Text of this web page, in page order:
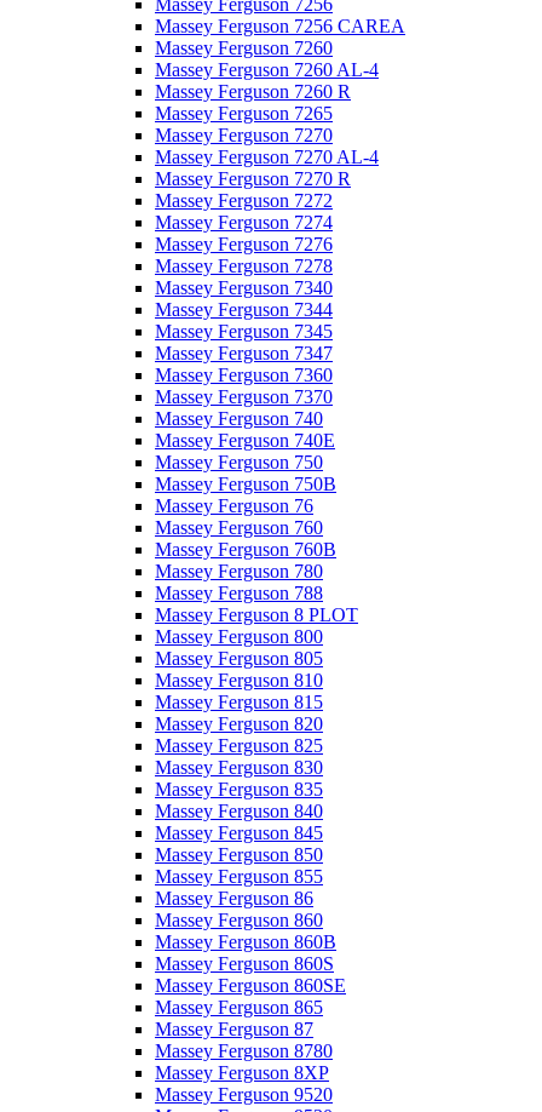
Massey Ferguson 7256
Massey Ferguson 7256 CAREA
Massey Ferguson 7260
Massey Ferguson 7260 AL-4
Massey Ferguson 7260 R
Massey Ferguson 7265
Massey Ferguson 7270
Massey Ferguson 7270 AL-4
Massey Ferguson 7270 R
Massey Ferguson 7272
Massey Ferguson 7274
Massey Ferguson 7276
Massey Ferguson 7278
Massey Ferguson 7340
Massey Ferguson 7344
Massey Ferguson 7345
Massey Ferguson 7347
Massey Ferguson 7360
Massey Ferguson 7370
Massey Ferguson 740
Massey Ferguson 740E
Massey Ferguson 750
Massey Ferguson 750B
Massey Ferguson 76
Massey Ferguson 760
Massey Ferguson 760B
Massey Ferguson 780
Massey Ferguson 788
Massey Ferguson 8 PLOT
Massey Ferguson 800
Massey Ferguson 805
Massey Ferguson 810
Massey Ferguson 815
Massey Ferguson 820
Massey Ferguson 825
Massey Ferguson 830
Massey Ferguson 835
Massey Ferguson 840
Massey Ferguson 845
Massey Ferguson 850
Massey Ferguson 855
Massey Ferguson 86
Massey Ferguson 860
Massey Ferguson 860B
Massey Ferguson 860S
Massey Ferguson 860SE
Massey Ferguson 865
Massey Ferguson 87
Massey Ferguson 8780
Massey Ferguson 8XP
Massey Ferguson 9520